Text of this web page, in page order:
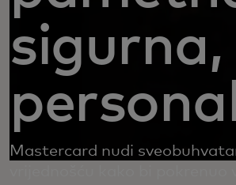
sigurna,
Mastercard nudi